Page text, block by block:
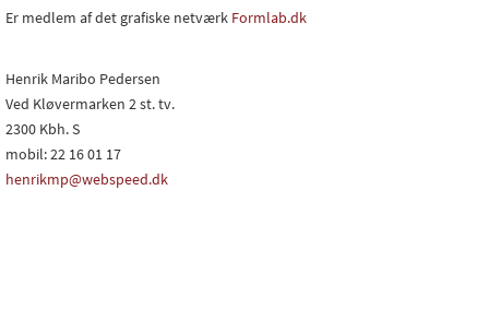
Er medlem af det grafiske netværk Formlab.dk
Henrik Maribo Pedersen
Ved Kløvermarken 2 st. tv.
2300 Kbh. S
mobil: 22 16 01 17
henrikmp@webspeed.dk